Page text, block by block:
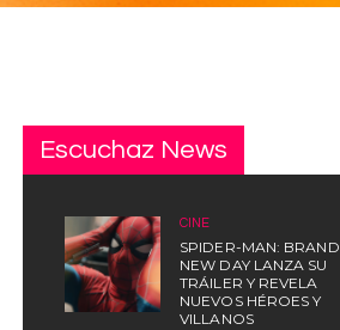
Escuchaz News
CINE
SPIDER-MAN: BRAND
NEW DAY LANZA SU
TRÁILER Y REVELA
NUEVOS HÉROES Y
VILLANOS